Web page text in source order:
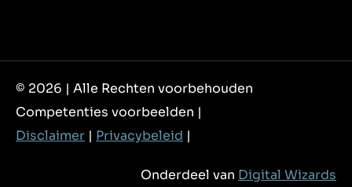
© 2026 | Alle Rechten voorbehouden
Competenties voorbeelden |
Disclaimer | Privacybeleid |
Onderdeel van Digital Wizards